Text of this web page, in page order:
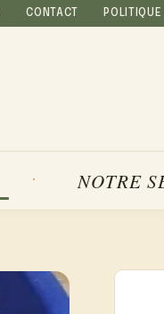
CONTACT
NOTRE